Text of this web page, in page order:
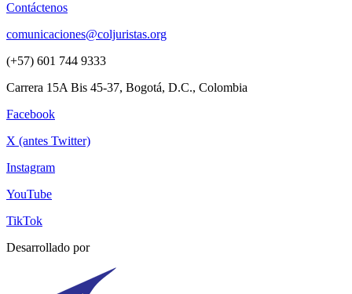
Contáctenos
comunicaciones@coljuristas.org
(+57) 601 744 9333
Carrera 15A Bis 45-37, Bogotá, D.C., Colombia
Facebook
X (antes Twitter)
Instagram
YouTube
TikTok
Desarrollado por